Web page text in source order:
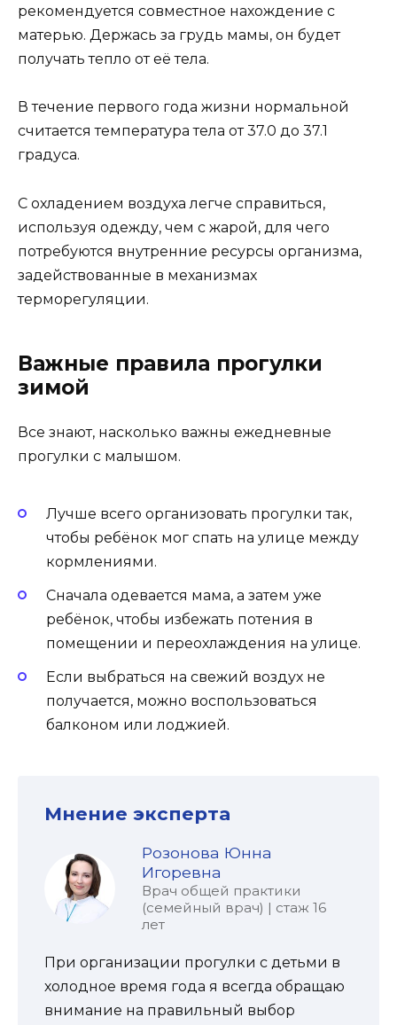
рекомендуется совместное нахождение с
матерью. Держась за грудь мамы, он будет
получать тепло от её тела.
В течение первого года жизни нормальной
считается температура тела от 37.0 до 37.1
градуса.
С охладением воздуха легче справиться,
используя одежду, чем с жарой, для чего
потребуются внутренние ресурсы организма,
задействованные в механизмах
терморегуляции.
Важные правила прогулки
зимой
Все знают, насколько важны ежедневные
прогулки с малышом.
Лучше всего организовать прогулки так,
чтобы ребёнок мог спать на улице между
кормлениями.
Сначала одевается мама, а затем уже
ребёнок, чтобы избежать потения в
помещении и переохлаждения на улице.
Если выбраться на свежий воздух не
получается, можно воспользоваться
балконом или лоджией.
Мнение эксперта
Розонова Юнна
Игоревна
Врач общей практики
(семейный врач) | стаж 16
лет
При организации прогулки с детьми в
холодное время года я всегда обращаю
внимание на правильный выбор